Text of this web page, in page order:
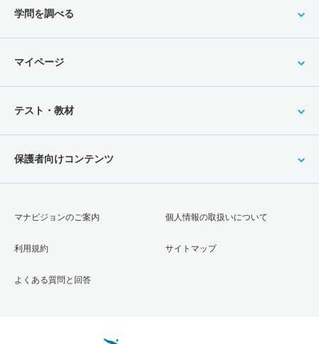
学問を調べる
マイページ
テスト・教材
保護者向けコンテンツ
マナビジョンのご案内
利用規約
よくある質問と回答
個人情報の取扱いについて
サイトマップ